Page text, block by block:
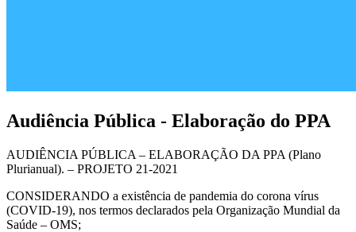
Audiência Pública - Elaboração do PPA
AUDIÊNCIA PÚBLICA – ELABORAÇÃO DA PPA (Plano
Plurianual). – PROJETO 21-2021
CONSIDERANDO a existência de pandemia do corona vírus
(COVID-19), nos termos declarados pela Organização Mundial da
Saúde – OMS;